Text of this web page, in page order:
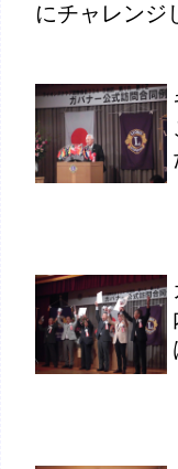
にチャレンジ
が伝